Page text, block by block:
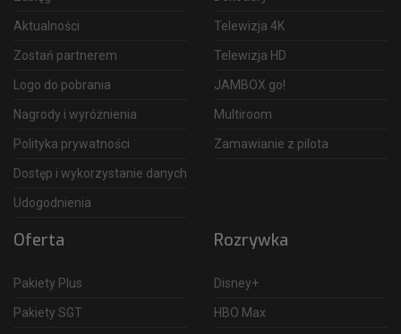
Aktualności
Zostań partnerem
Logo do pobrania
Nagrody i wyróżnienia
Polityka prywatności
Dostęp i wykorzystanie danych
Udogodnienia
Telewizja 4K
Telewizja HD
JAMBOX go!
Multiroom
Zamawianie z pilota
Oferta
Pakiety Plus
Pakiety SGT
Rozrywka
Disney+
HBO Max